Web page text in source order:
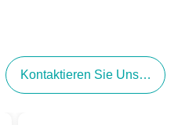
Kontaktieren Sie Uns Jetzt